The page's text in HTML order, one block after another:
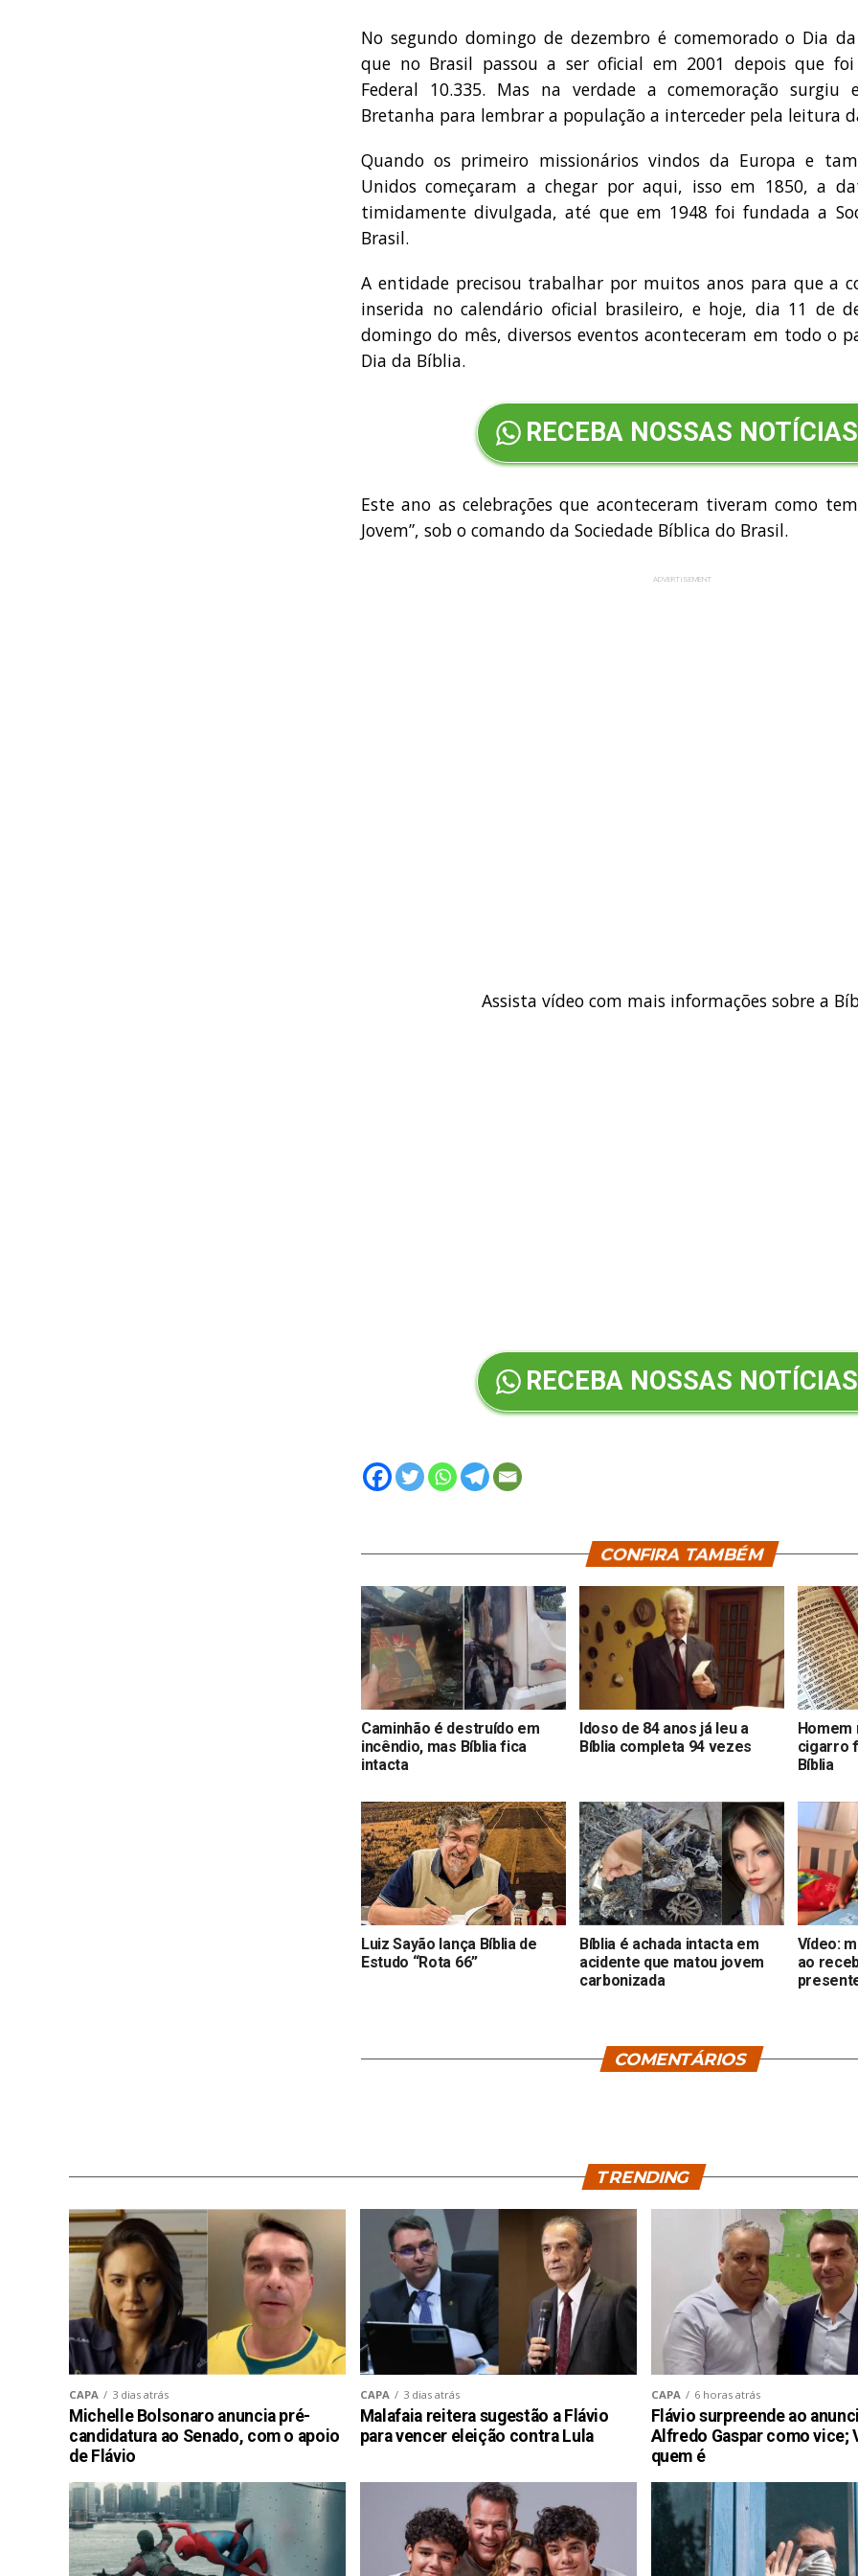
No segundo domingo de dezembro é comemorado o Dia
que no Brasil passou a ser oficial em 2001 depois que
Federal 10.335. Mas na verdade a comemoração surgiu
Bretanha para lembrar a população a interceder pela leitura
Quando os primeiro missionários vindos da Europa e
Unidos começaram a chegar por aqui, isso em 1850, a
timidamente divulgada, até que em 1948 foi fundada a
Brasil.
A entidade precisou trabalhar por muitos anos para que a
inserida no calendário oficial brasileiro, e hoje, dia 11 de
domingo do mês, diversos eventos aconteceram em todo o
Dia da Bíblia.
RECEBA NOSSAS NOTÍCIAS
Este ano as celebrações que aconteceram tiveram como
Jovem”, sob o comando da Sociedade Bíblica do Brasil.
ADVERTISEMENT
Assista vídeo com mais informações sobre a
RECEBA NOSSAS NOTÍCIAS
CONFIRA TAMBÉM
Caminhão é destruído em
incêndio, mas Bíblia fica
intacta
Idoso de 84 anos já leu a
Bíblia completa 94 vezes
cigarro
Bíblia
Luiz Sayão lança Bíblia de
Estudo “Rota 66”
Bíblia é achada intacta em
acidente que matou jovem
carbonizada
Vídeo:
ao
COMENTÁRIOS
TRENDING
CAPA 3 dias atrás
Michelle Bolsonaro anuncia pré-
candidatura ao Senado, com o apoio
de Flávio
CAPA 3 dias atrás
Malafaia reitera sugestão a Flávio
para vencer eleição contra Lula
CAPA 6 horas atrás
Flávio surpreende ao
Alfredo Gaspar como vice;
quem é